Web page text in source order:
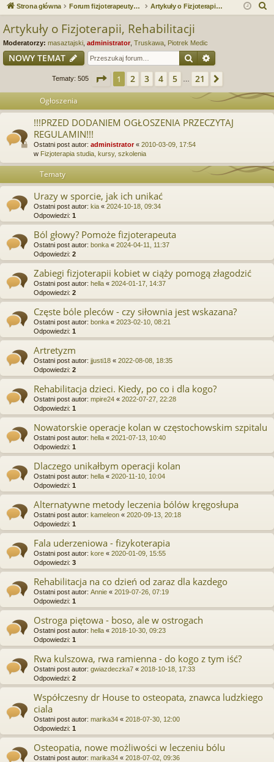
ę
Strona główna Forum fizjoterapeutyczne. Fizjoterapia, Rehabilitacja. Forum serwisu Fizjo.e-Masaz.pl oraz Reh.e-Masaz.pl Artykuły o Fizjoterapii, Rehabilitacji
Artykuły o Fizjoterapii, Rehabilitacji
Moderatorzy: masaztajski administrator Truskawa Piotrek Medic
NOWY TEMAT SzukajWyszukiwanie
Tematy: 505 Strona z 21
1 2 3 4 5 21
Ogłoszenia
!!!PRZED DODANIEM OGŁOSZENIA PRZECZYTAJ
REGULAMIN!!!
Ostatni post autor: administrator« 2010-03-09, 17:54
w Fizjoterapia studia, kursy, szkolenia
Tematy
Urazy w sporcie, jak ich unikać
Ostatni post autor: kia « 2024-10-18, 09:34
Odpowiedzi: 1
Ból głowy? Pomoże fizjoterapeuta
Ostatni post autor: bonka « 2024-04-11, 11:37
Odpowiedzi: 2
Zabiegi fizjoterapii kobiet w ciąży pomogą złagodzić
Ostatni post autor: hella « 2024-01-17, 14:37
Odpowiedzi: 2
Częste bóle pleców - czy siłownia jest wskazana?
Ostatni post autor: bonka « 2023-02-10, 08:21
Odpowiedzi: 1
Artretyzm
Ostatni post autor: jjusti18 « 2022-08-08, 18:35
Odpowiedzi: 2
Rehabilitacja dzieci. Kiedy, po co i dla kogo?
Ostatni post autor: mpire24 « 2022-07-27, 22:28
Odpowiedzi: 1
Nowatorskie operacje kolan w częstochowskim szpitalu
Ostatni post autor: hella « 2021-07-13, 10:40
Odpowiedzi: 1
Dlaczego unikałbym operacji kolan
Ostatni post autor: hella « 2020-11-10, 10:04
Odpowiedzi: 1
Alternatywne metody leczenia bólów kręgosłupa
Ostatni post autor: kameleon « 2020-09-13, 20:18
Odpowiedzi: 1
Fala uderzeniowa - fizykoterapia
Ostatni post autor: kore « 2020-01-09, 15:55
Odpowiedzi: 3
Rehabilitacja na co dzień od zaraz dla kazdego
Ostatni post autor: Annie « 2019-07-26, 07:19
Odpowiedzi: 1
Ostroga piętowa - boso, ale w ostrogach
Ostatni post autor: hella « 2018-10-30, 09:23
Odpowiedzi: 1
Rwa kulszowa, rwa ramienna - do kogo z tym iść?
Ostatni post autor: gwiazdeczka7 « 2018-10-18, 17:33
Odpowiedzi: 2
Współczesny dr House to osteopata, znawca ludzkiego
ciala
Ostatni post autor: marika34 « 2018-07-30, 12:00
Odpowiedzi: 1
Osteopatia, nowe możliwości w leczeniu bólu
Ostatni post autor: marika34 « 2018-07-02, 09:36